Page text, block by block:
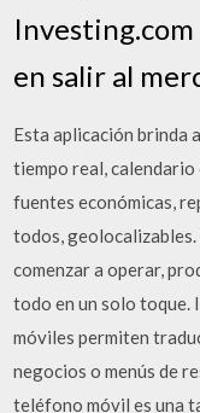
en salir al
Esta aplicación brinda
tiempo real, calendario
fuentes económicas,
todos,
comenzar a operar,
todo en un solo toque.
móviles permiten
negocios o menús de
teléfono móvil es una